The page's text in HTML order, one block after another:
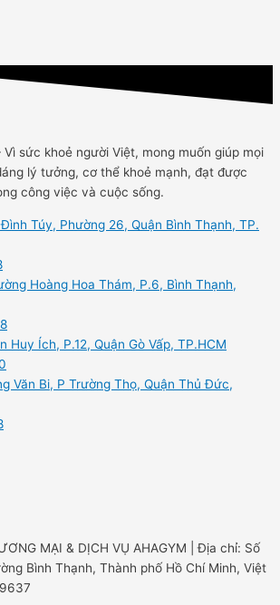
Vì sức khoẻ người Việt, mong muốn giúp mọi
lý tưởng, cơ thể khoẻ mạnh, đạt được
công việc và cuộc sống.
Túy, Phường 26, Quận Bình Thạnh, TP.
Hoàng Hoa Thám, P.6, Bình Thạnh,
Huy Ích, P.12, Quận Gò Vấp, TP.HCM
Văn Bi, P Trường Thọ, Quận Thủ Đức,
MẠI & DỊCH VỤ AHAGYM | Địa chỉ: Số
Bình Thạnh, Thành phố Hồ Chí Minh, Việt